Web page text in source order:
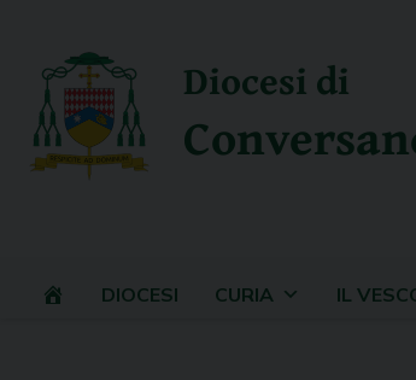
content
Diocesi di
DIOCESI CURIA IL